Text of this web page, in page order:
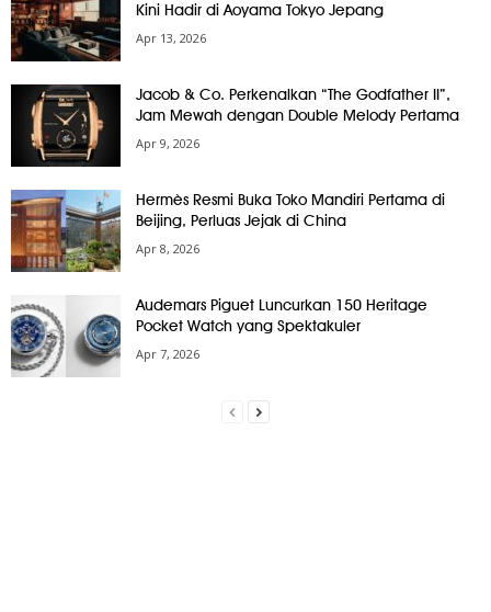
Kini Hadir di Aoyama Tokyo Jepang
Apr 13, 2026
Jacob & Co. Perkenalkan “The Godfather II”,
Jam Mewah dengan Double Melody Pertama
Apr 9, 2026
Hermès Resmi Buka Toko Mandiri Pertama di
Beijing, Perluas Jejak di China
Apr 8, 2026
Audemars Piguet Luncurkan 150 Heritage
Pocket Watch yang Spektakuler
Apr 7, 2026